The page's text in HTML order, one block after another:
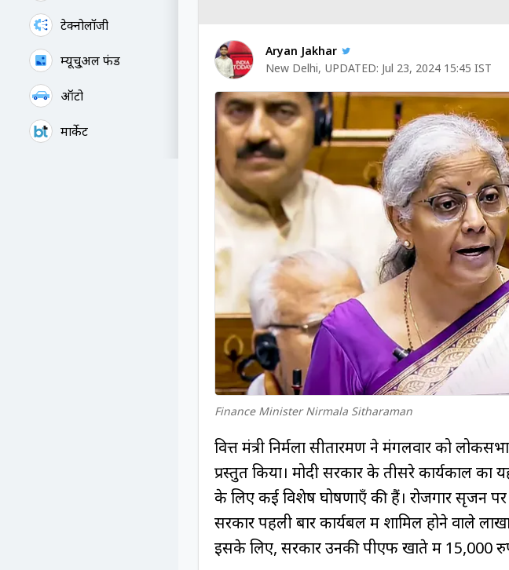
टेक्नोलॉजी
म्यूचु्अल फंड
ऑटो
मार्केट
Aryan Jakhar
New Delhi, UPDATED: Jul 23, 2024 15:45 IST
Finance Minister Nirmala Sitharaman
वित्त मंत्री निर्मला सीतारमण ने मंगलवार को
प्रस्तुत किया। मोदी सरकार के तीसरे कार्यकाल
के लिए कई विशेष घोषणाएँ की हैं। रोजगार सृजन पर
सरकार पहली बार कार्यबल में शामिल होने वाले
इसके लिए, सरकार उनकी पीएफ खाते में 15,000